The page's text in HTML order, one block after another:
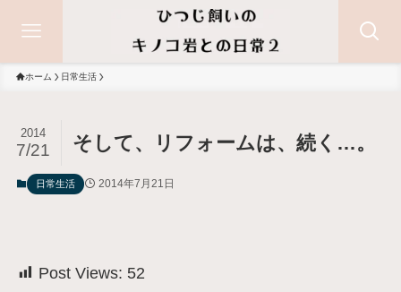
ホーム 日常生活
そして、リフォームは、続く…。
2014
7/21
日常生活 2014年7月21日
Post Views: 52